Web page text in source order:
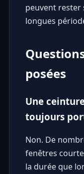
peuvent rester
longues
posées
Une
toujours
Non. De
fenêtres
la durée que